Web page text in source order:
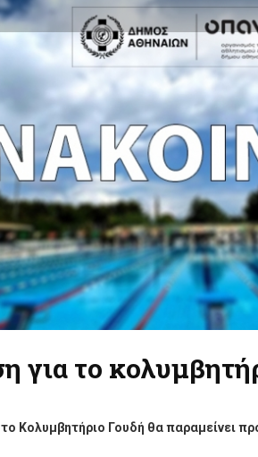
για το
Αθλητισμού και Νεολαίας Δήμου
παραμείνει προσωρινά κλειστό,